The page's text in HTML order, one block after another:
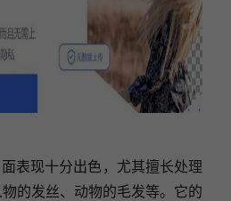
表现十分出色，尤其擅长处理
的发丝、动物的毛发等。它的